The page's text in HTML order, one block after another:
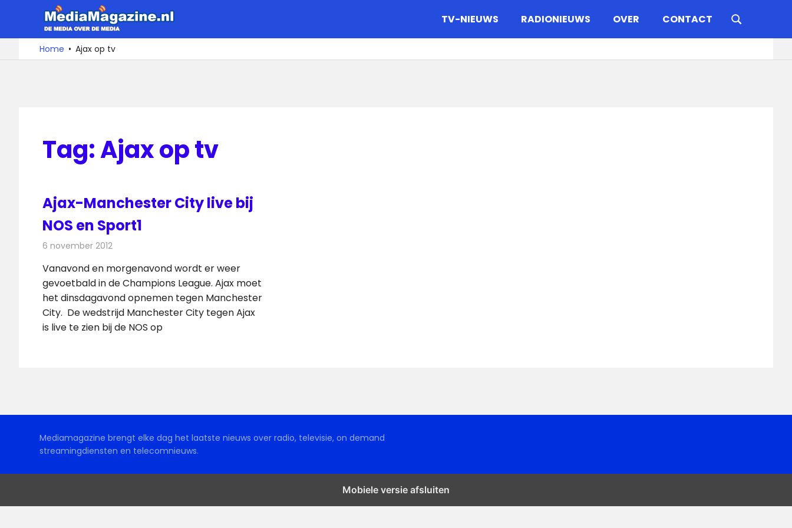
de
De
media
over
TV-NIEUWS RADIONIEUWS OVER CONTACT
Home Ajax op tv
Tag:Ajax op tv
Ajax-Manchester City live bij
NOS en Sport1
6 november 2012
Vanavond en morgenavond wordt er weer
gevoetbald in de Champions League. Ajax moet
het dinsdagavond opnemen tegen Manchester
City. De wedstrijd Manchester City tegen Ajax
is live te zien bij de NOS op
Mediamagazine brengt elke dag het laatste nieuws over radio, televisie, on demand
streamingdiensten en telecomnieuws.
Mobiele versie afsluiten